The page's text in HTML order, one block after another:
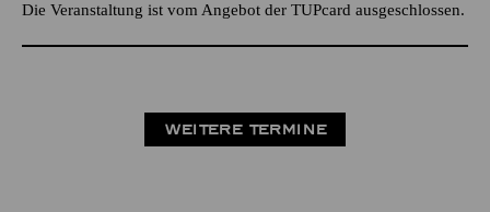
Die Veranstaltung ist vom Angebot der TUPcard ausgeschlossen.
WEITERE TERMINE